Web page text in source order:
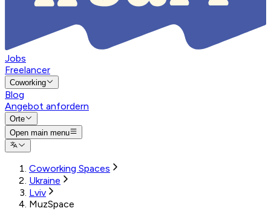
Jobs
Freelancer
Coworking
Blog
Angebot anfordern
Orte
Open main menu
Coworking Spaces
Ukraine
Lviv
MuzSpace